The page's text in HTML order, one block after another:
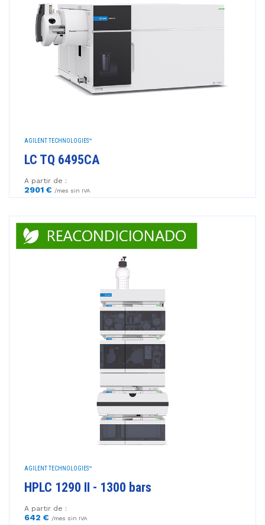
AGILENT TECHNOLOGIES™
LC TQ 6495CA
A partir de :
2901 € /mes sin IVA
AGILENT TECHNOLOGIES™
HPLC 1290 II - 1300 bars
A partir de :
642 € /mes sin IVA